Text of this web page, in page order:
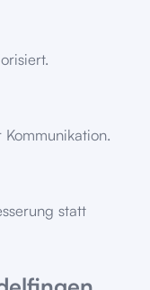
statt